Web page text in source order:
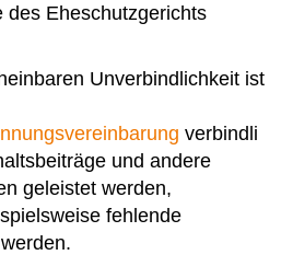
des Eheschutzgerichts
Unverbindlichkeit ist
verbindli
und andere
geleistet werden,
fehlende